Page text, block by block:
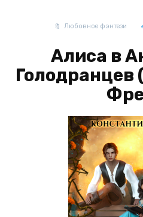
Любовное фэнтези
Алиса в
Голодранцев